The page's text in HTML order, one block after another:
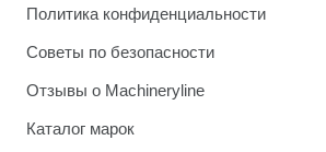
Политика конфиденциальности
Советы по безопасности
Отзывы о Machineryline
Каталог марок